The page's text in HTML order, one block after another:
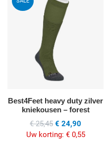
Best4Feet heavy duty zilver
kniekousen – forest
€ 25,45 € 24,90
Uw korting: € 0,55